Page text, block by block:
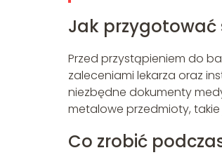
Jak przygotować
Przed przystąpieniem do
zaleceniami lekarza oraz
niezbędne dokumenty
metalowe przedmioty,
Co zrobić